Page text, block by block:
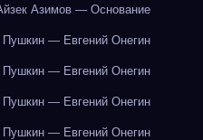
Азимов — Основание
Пушкин — Евгений Онегин
Пушкин — Евгений Онегин
Пушкин — Евгений Онегин
Пушкин — Евгений Онегин